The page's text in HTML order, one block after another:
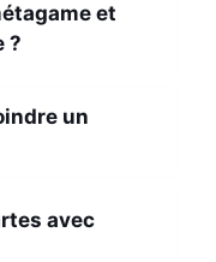
et
?
un
avec